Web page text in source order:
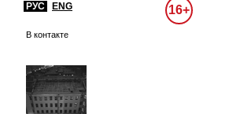
РУС ENG 16+
В контакте